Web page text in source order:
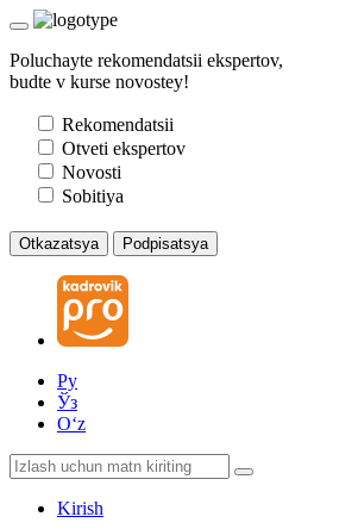
Poluchayte rekomendatsii ekspertov,
budte v kurse novostey!
Rekomendatsii
Otveti ekspertov
Novosti
Sobitiya
Otkazatsya Podpisatsya
Ру
Ўз
Oʻz
Kirish